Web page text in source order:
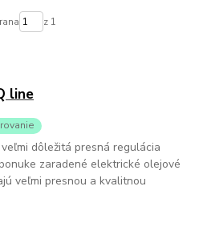
z 1
line
dôležitá presná regulácia
zaradené elektrické olejové
veľmi presnou a kvalitnou